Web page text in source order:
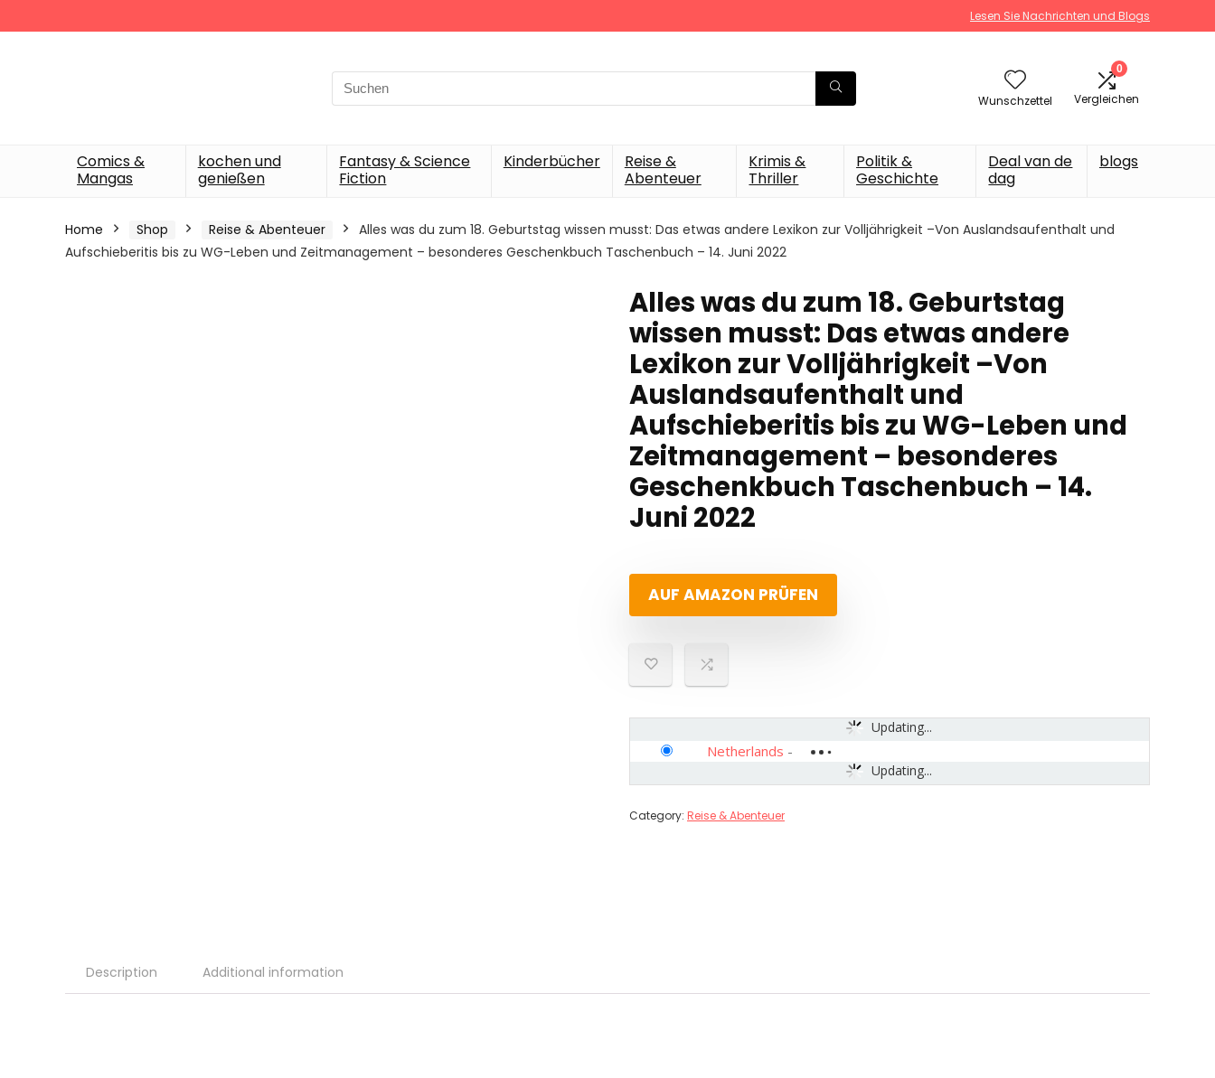
Lesen Sie Nachrichten und Blogs
Search
for:
Wunschzettel
0
Vergleichen
Comics &
Mangas
kochen und
genießen
Fantasy & Science
Fiction
Kinderbücher
Reise &
Abenteuer
Krimis &
Thriller
Politik &
Geschichte
Deal van de
dag
blogs
Home Shop Reise & Abenteuer
Alles was du zum 18. Geburtstag wissen musst: Das etwas andere Lexikon zur Volljährigkeit –Von Auslandsaufenthalt und
Aufschieberitis bis zu WG-Leben und Zeitmanagement – besonderes Geschenkbuch Taschenbuch – 14. Juni 2022
Alles was du zum 18. Geburtstag
wissen musst: Das etwas andere
Lexikon zur Volljährigkeit –Von
Auslandsaufenthalt und
Aufschieberitis bis zu WG-Leben und
Zeitmanagement – besonderes
Geschenkbuch Taschenbuch – 14.
Juni 2022
AUF AMAZON PRÜFEN
Updating...
Updating...
Netherlands -
Category: Reise & Abenteuer
Description Additional information